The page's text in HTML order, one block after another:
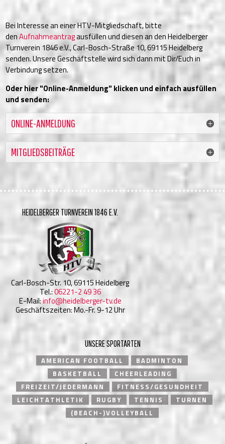
Bei Interesse an einer HTV-Mitgliedschaft, bitte
denAufnahmeantragausfüllen und diesen an den Heidelberger
Turnverein 1846 e.V., Carl-Bosch-Straße 10, 69115 Heidelberg
senden. Unsere Geschäftstelle wird sich dann mit Dir/Euch in
Verbindung setzen.
Oder hier "Online-Anmeldung" klicken und einfach ausfüllen
und senden:
ONLINE-ANMELDUNG
MITGLIEDSBEITRÄGE
HEIDELBERGER TURNVEREIN 1846 E.V.
Carl-Bosch-Str. 10, 69115 Heidelberg
Tel.:06221-2 49 36
E-Mail:info@heidelberger-tv.de
Geschäftszeiten: Mo.-Fr. 9-12 Uhr
UNSERE SPORTARTEN
AMERICAN FOOTBALL
BADMINTON
BASKETBALL
CHEERLEADING
FREIZEIT/JEDERMANN
FITNESS/GESUNDHEIT
LEICHTATHLETIK
RUGBY TENNIS
TURNEN
(BEACH-)VOLLEYBALL